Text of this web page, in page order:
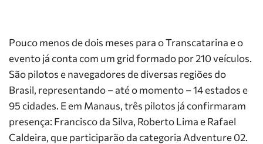
Pouco menos de dois meses para o Transcatarina e o
evento já conta com um grid formado por 210 veículos.
São pilotos e navegadores de diversas regiões do
Brasil, representando – até o momento – 14 estados e
95 cidades. E em Manaus, três pilotos já confirmaram
presença: Francisco da Silva, Roberto Lima e Rafael
Caldeira, que participarão da categoria Adventure 02.